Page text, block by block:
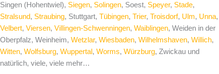
Singen (Hohentwiel), Siegen, Solingen, Soest, Speyer, Stade,
Stralsund, Straubing, Stuttgart, Tübingen, Trier, Troisdorf, Ulm, Unna,
Velbert, Viersen, Villingen-Schwenningen, Waiblingen, Weiden in der
Oberpfalz, Weinheim, Wetzlar, Wiesbaden, Wilhelmshaven, Willich,
Witten, Wolfsburg, Wuppertal, Worms, Würzburg, Zwickau und
natürlich, viele, viele mehr…